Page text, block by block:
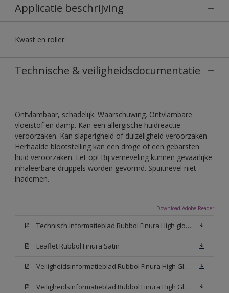
Applicatie beschrijving
Kwast en roller
Technische & veiligheidsdocumentatie
Ontvlambaar, schadelijk. Waarschuwing. Ontvlambare
vloeistof en damp. Kan een allergische huidreactie
veroorzaken. Kan slaperigheid of duizeligheid veroorzaken.
Herhaalde blootstelling kan een droge of een gebarsten
huid veroorzaken. Let op! Bij verneveling kunnen gevaarlijke
inhaleerbare druppels worden gevormd. Spuitnevel niet
inademen.
Download Adobe Reader
Technisch Informatieblad Rubbol Finura High gloss (PDF)
Leaflet Rubbol Finura Satin
Veiligheidsinformatieblad Rubbol Finura High Gloss W05 (MSDS)
Veiligheidsinformatieblad Rubbol Finura High Gloss White (MSDS)